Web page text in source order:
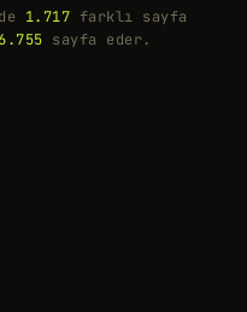
1.717 farklı sayfa
sayfa eder.